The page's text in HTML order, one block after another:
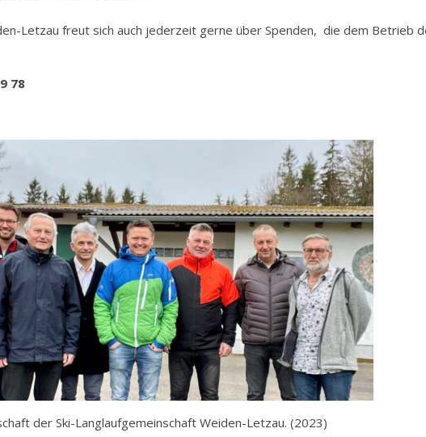
Letzau freut sich auch jederzeit gerne über Spenden, die dem Betrieb
78
der Ski-Langlaufgemeinschaft Weiden-Letzau. (2023)